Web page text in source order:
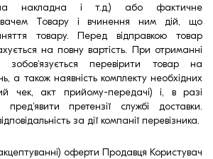
накладна і т.д.) або фактичне
Товару і вчинення ним дій, що
товару. Перед відправкою товар
на повну вартість. При отриманні
зобов'язується перевірити товар на
а також наявність комплекту необхідних
чек, акт прийому-передачі) і, в разі
претензії службі доставки.
за дії компанії перевізника.
оферти Продавця Користувач